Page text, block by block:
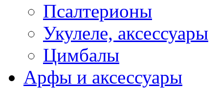
Псалтерионы
Укулеле, аксессуары
Цимбалы
Арфы и аксессуары